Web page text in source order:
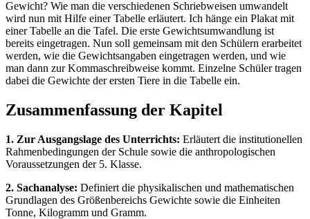
Gewicht? Wie man die verschiedenen Schriebweisen umwandelt
wird nun mit Hilfe einer Tabelle erläutert. Ich hänge ein Plakat mit
einer Tabelle an die Tafel. Die erste Gewichtsumwandlung ist
bereits eingetragen. Nun soll gemeinsam mit den Schülern erarbeitet
werden, wie die Gewichtsangaben eingetragen werden, und wie
man dann zur Kommaschreibweise kommt. Einzelne Schüler tragen
dabei die Gewichte der ersten Tiere in die Tabelle ein.
Zusammenfassung der Kapitel
1. Zur Ausgangslage des Unterrichts: Erläutert die institutionellen
Rahmenbedingungen der Schule sowie die anthropologischen
Voraussetzungen der 5. Klasse.
2. Sachanalyse: Definiert die physikalischen und mathematischen
Grundlagen des Größenbereichs Gewichte sowie die Einheiten
Tonne, Kilogramm und Gramm.